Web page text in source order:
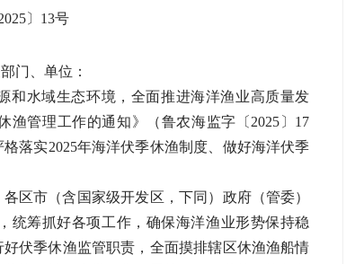
5〕 13号
门、单位：
和水域生态环境，全面推进海洋渔业高质量发
渔管理工作的通知》（鲁农海监字〔 2025〕17
格落实2025年海洋伏季休渔制度、做好海洋伏季
区市（含国家级开发区，下同）政府（管委）
统筹抓好各项工作， 确保海洋渔业形势保持稳
伏季休渔监管职责，全面摸排辖区休渔渔船情